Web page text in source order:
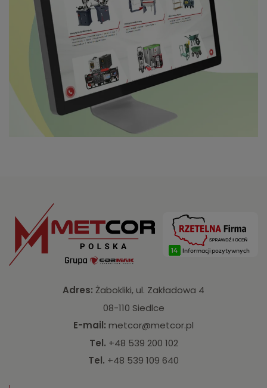
Adres: Żabokliki, ul. Zakładowa 4
08-110 Siedlce
E-mail: metcor@metcor.pl
Tel. +48 539 200 102
Tel. +48 539 109 640